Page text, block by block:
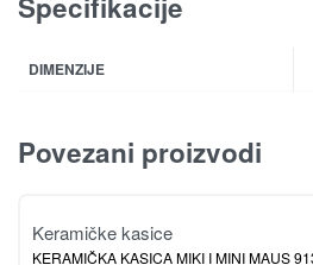
DIMENZIJE
Povezani proizvodi